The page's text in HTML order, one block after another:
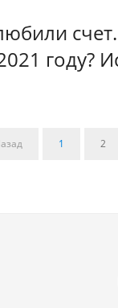
году?
1 2